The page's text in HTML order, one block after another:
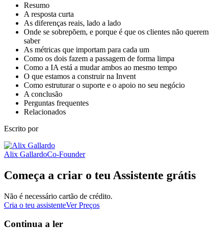
Resumo
A resposta curta
As diferenças reais, lado a lado
Onde se sobrepõem, e porque é que os clientes não querem
saber
As métricas que importam para cada um
Como os dois fazem a passagem de forma limpa
Como a IA está a mudar ambos ao mesmo tempo
O que estamos a construir na Invent
Como estruturar o suporte e o apoio no seu negócio
A conclusão
Perguntas frequentes
Relacionados
Escrito por
Alix GallardoCo-Founder
Começa a criar o teu Assistente grátis
Não é necessário cartão de crédito.
Cria o teu assistenteVer Preços
Continua a ler